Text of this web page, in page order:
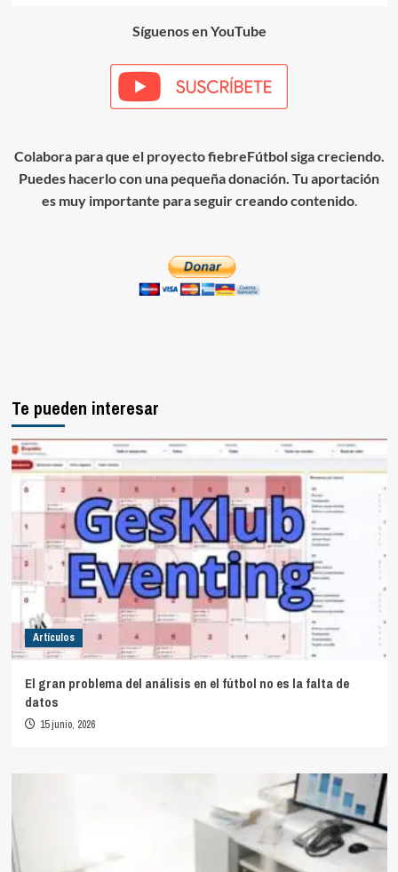
Síguenos en YouTube
Colabora para que el proyecto fiebreFútbol siga creciendo.
Puedes hacerlo con una pequeña donación. Tu aportación
es muy importante para seguir creando contenido.
Te pueden interesar
Artículos
El gran problema del análisis en el fútbol no es la falta de
datos
15 junio, 2026